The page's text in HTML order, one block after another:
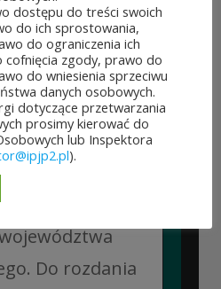
do 7.
Mazowsza.
zdecydują,
dostaną
z budżetu
Do rozdania
dostępu do treści swoich
do ich sprostowania,
do ograniczenia ich
zgody, prawo do
do wniesienia sprzeciwu
danych osobowych.
dotyczące przetwarzania
prosimy kierować do
lub Inspektora
).